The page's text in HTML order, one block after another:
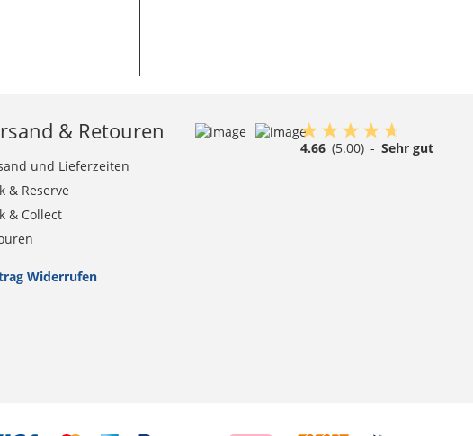
& Retouren
und Lieferzeiten
& Reserve
& Collect
Widerrufen
4.66 (5.00) - Sehr gut